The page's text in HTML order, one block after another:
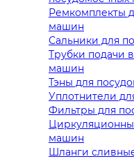
Ремкомплекты
машин
Сальники для
Трубки подачи
машин
Тэны для
Уплотнители
Фильтры для
машин
Шланги